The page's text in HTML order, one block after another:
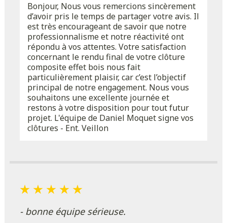
Bonjour, Nous vous remercions sincèrement
d’avoir pris le temps de partager votre avis. Il
est très encourageant de savoir que notre
professionnalisme et notre réactivité ont
répondu à vos attentes. Votre satisfaction
concernant le rendu final de votre clôture
composite effet bois nous fait
particulièrement plaisir, car c’est l’objectif
principal de notre engagement. Nous vous
souhaitons une excellente journée et
restons à votre disposition pour tout futur
projet. L'équipe de Daniel Moquet signe vos
clôtures - Ent. Veillon
- bonne équipe sérieuse.